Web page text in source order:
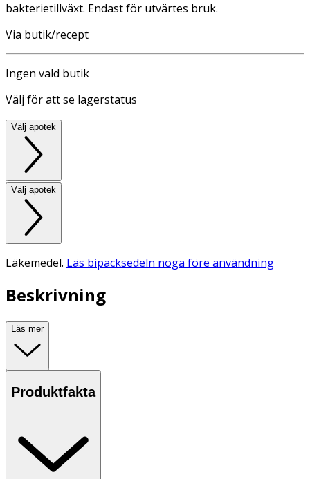
bakterietillväxt. Endast för utvärtes bruk.
Via butik/recept
Ingen vald butik
Välj för att se lagerstatus
Välj apotek
Välj apotek
Läkemedel. Läs bipacksedeln noga före användning
Beskrivning
Läs mer
Produktfakta